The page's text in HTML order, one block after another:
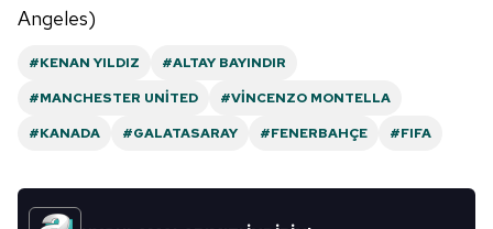
Angeles)
#KENAN YILDIZ
#ALTAY BAYINDIR
#MANCHESTER UNITED
#VINCENZO MONTELLA
#KANADA
#GALATASARAY #FENERBAHÇE #FIFA